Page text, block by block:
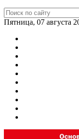
Пятница, 07 августа